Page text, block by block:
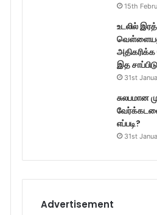
15th
உடலில்
இத
31st
சுலபமான
எப்படி?
31st
Advertisement